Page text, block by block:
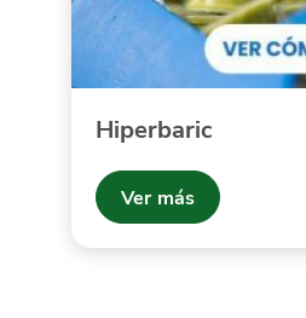
Hiperbaric
Ver más